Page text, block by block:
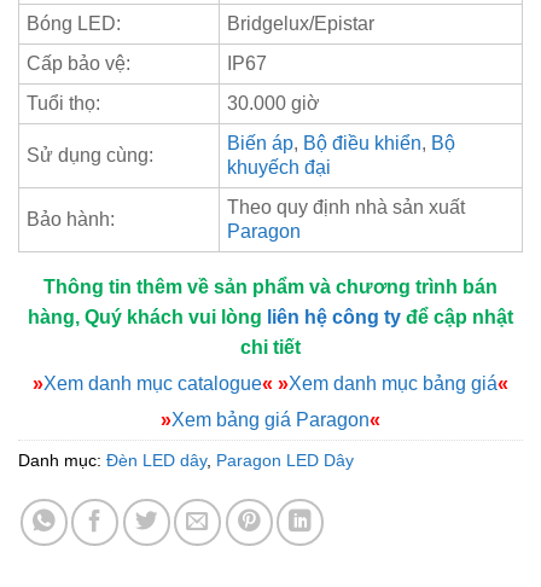
Bóng LED:
Bridgelux/Epistar
Cấp bảo vệ:
IP67
Tuổi thọ:
30.000 giờ
Sử dụng cùng:
Biến áp, Bộ điều khiển, Bộ
khuyếch đại
Bảo hành:
Theo quy định nhà sản xuất
Paragon
Thông tin thêm về sản phẩm và chương trình bán
hàng, Quý khách vui lòng liên hệ công ty để cập nhật
chi tiết
»Xem danh mục catalogue« »Xem danh mục bảng giá«
»Xem bảng giá Paragon«
Danh mục: Đèn LED dây, Paragon LED Dây